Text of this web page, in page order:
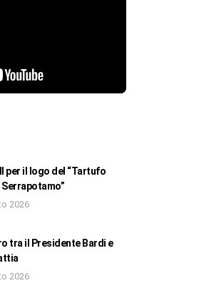
per il logo del “Tartufo
Serrapotamo”
2026
tra il Presidente Bardi e
2026